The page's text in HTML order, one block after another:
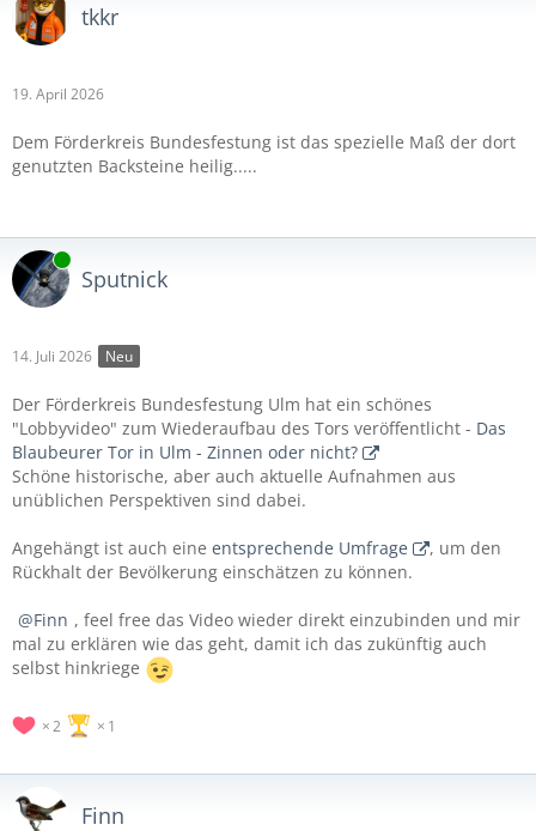
tkkr
19. April 2026
Dem Förderkreis Bundesfestung ist das spezielle Maß der dort
genutzten Backsteine heilig.....
Online
Sputnick
14. Juli 2026 Neu
Der Förderkreis Bundesfestung Ulm hat ein schönes
"Lobbyvideo" zum Wiederaufbau des Tors veröffentlicht - Das
Blaubeurer Tor in Ulm - Zinnen oder nicht?
Schöne historische, aber auch aktuelle Aufnahmen aus
unüblichen Perspektiven sind dabei.
Angehängt ist auch eine entsprechende Umfrage
, um den
Rückhalt der Bevölkerung einschätzen zu können.
Finn , feel free das Video wieder direkt einzubinden und mir
mal zu erklären wie das geht, damit ich das zukünftig auch
selbst hinkriege
2 1
Finn